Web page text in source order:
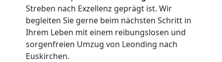
Streben nach Exzellenz geprägt ist. Wir
begleiten Sie gerne beim nächsten Schritt in
Ihrem Leben mit einem reibungslosen und
sorgenfreien Umzug von Leonding nach
Euskirchen.
Umzug
Leonding